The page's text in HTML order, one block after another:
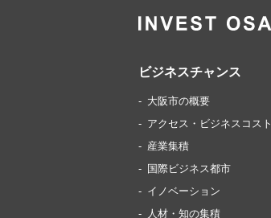
ビジネスチャンス
大阪市の概要
アクセス・ビジネスコスト
産業集積
国際ビジネス都市
イノベーション
人材・知の集積